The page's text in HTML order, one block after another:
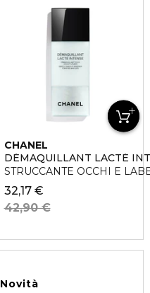
CHANEL
DÉMAQUILLANT LACTÉ
STRUCCANTE OCCHI E
32,17 €
42,90 €
Novità